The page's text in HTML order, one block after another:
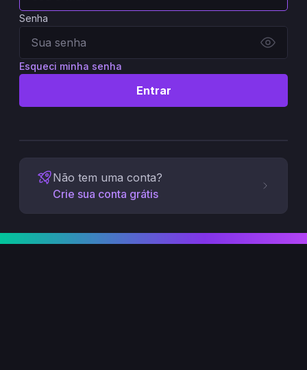
Senha
Esqueci minha senha
Entrar
Não tem uma conta?
Crie sua conta grátis